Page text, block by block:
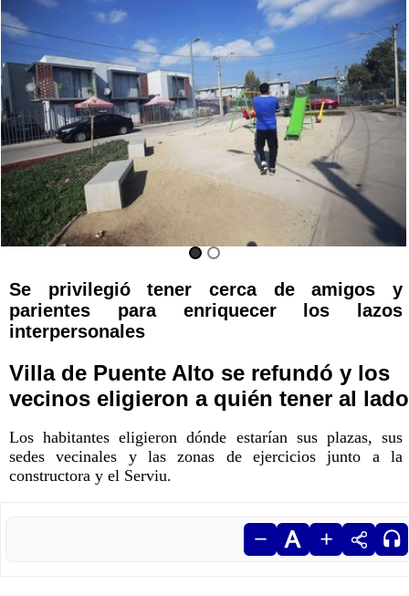
Se privilegió tener cerca de amigos y
parientes para enriquecer los lazos
interpersonales
Villa de Puente Alto se refundó y los
vecinos eligieron a quién tener al lado
Los habitantes eligieron dónde estarían sus plazas, sus
sedes vecinales y las zonas de ejercicios junto a la
constructora y el Serviu.